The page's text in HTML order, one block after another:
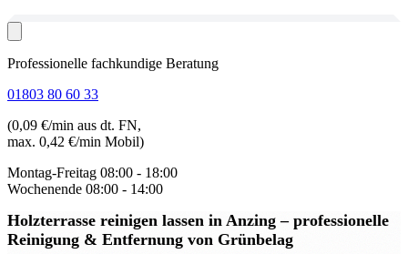
Professionelle fachkundige Beratung
01803 80 60 33
(0,09 €/min aus dt. FN,
max. 0,42 €/min Mobil)
Montag-Freitag 08:00 - 18:00
Wochenende 08:00 - 14:00
Holzterrasse reinigen lassen in Anzing– professionelle
Reinigung & Entfernung von Grünbelag